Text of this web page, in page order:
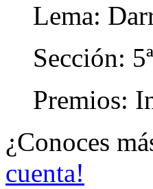
Lema:
Sección: 5ª
Premios:
¿Conoces
cuenta!